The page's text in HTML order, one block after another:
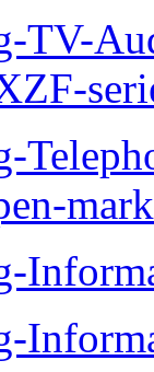
TV-